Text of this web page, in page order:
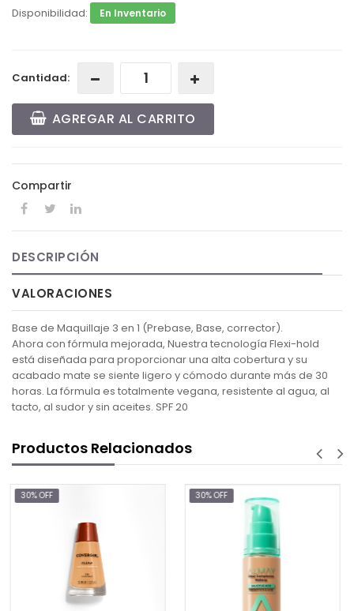
Disponibilidad: En Inventario
Cantidad:
AGREGAR AL CARRITO
Compartir
DESCRIPCIÓN
VALORACIONES
Base de Maquillaje 3 en 1 (Prebase, Base, corrector).
Ahora con fórmula mejorada, Nuestra tecnología Flexi-hold
está diseñada para proporcionar una alta cobertura y su
acabado mate se siente ligero y cómodo durante más de 30
horas. La fórmula es totalmente vegana, resistente al agua, al
tacto, al sudor y sin aceites. SPF 20
Productos Relacionados